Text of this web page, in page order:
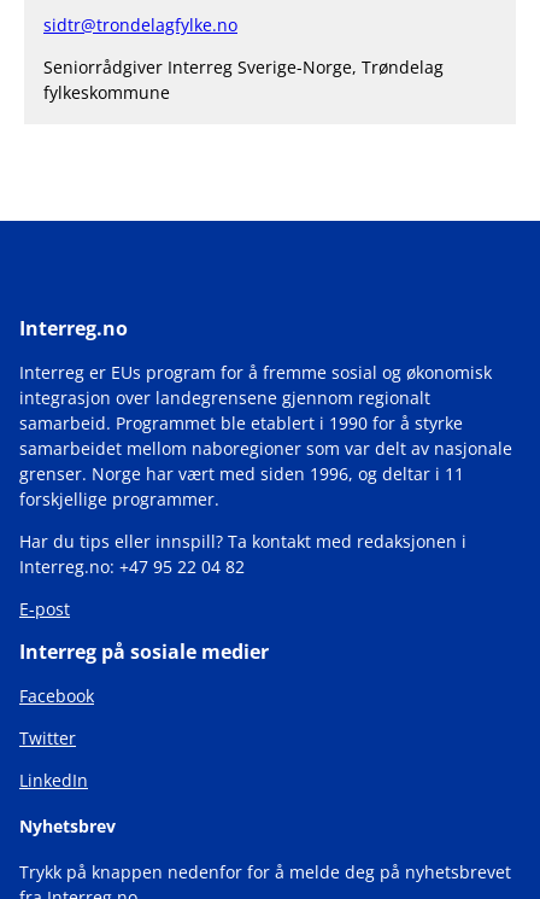
sidtr@trondelagfylke.no
Seniorrådgiver Interreg Sverige-Norge, Trøndelag
fylkeskommune
Interreg.no
Interreg er EUs program for å fremme sosial og økonomisk
integrasjon over landegrensene gjennom regionalt
samarbeid. Programmet ble etablert i 1990 for å styrke
samarbeidet mellom naboregioner som var delt av nasjonale
grenser. Norge har vært med siden 1996, og deltar i 11
forskjellige programmer.
Har du tips eller innspill? Ta kontakt med redaksjonen i
Interreg.no: +47 95 22 04 82
E-post
Interreg på sosiale medier
Facebook
Twitter
LinkedIn
Nyhetsbrev
Trykk på knappen nedenfor for å melde deg på nyhetsbrevet